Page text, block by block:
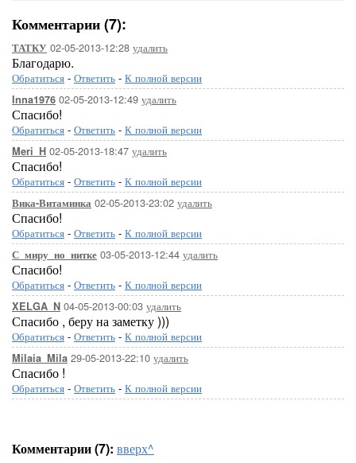
Комментарии (7):
ТАТКУ 02-05-2013-12:28 удалить
Благодарю.
Обратиться - Ответить - К полной версии
Inna1976 02-05-2013-12:49 удалить
Спасибо!
Обратиться - Ответить - К полной версии
Meri_H 02-05-2013-18:47 удалить
Спасибо!
Обратиться - Ответить - К полной версии
Вика-Витаминка 02-05-2013-23:02 удалить
Спасибо!
Обратиться - Ответить - К полной версии
С_миру_но_нитке 03-05-2013-12:44 удалить
Спасибо!
Обратиться - Ответить - К полной версии
XELGA_N 04-05-2013-00:03 удалить
Спасибо , беру на заметку )))
Обратиться - Ответить - К полной версии
Milaia_Mila 29-05-2013-22:10 удалить
Спасибо !
Обратиться - Ответить - К полной версии
Комментарии (7): вверх^